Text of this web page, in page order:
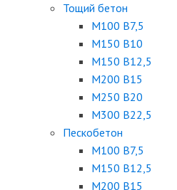
Тощий бетон
М100 В7,5
М150 В10
М150 В12,5
М200 В15
М250 В20
М300 В22,5
Пескобетон
М100 В7,5
М150 В12,5
М200 В15